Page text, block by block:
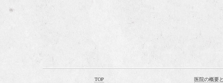
TOP 医院の概要